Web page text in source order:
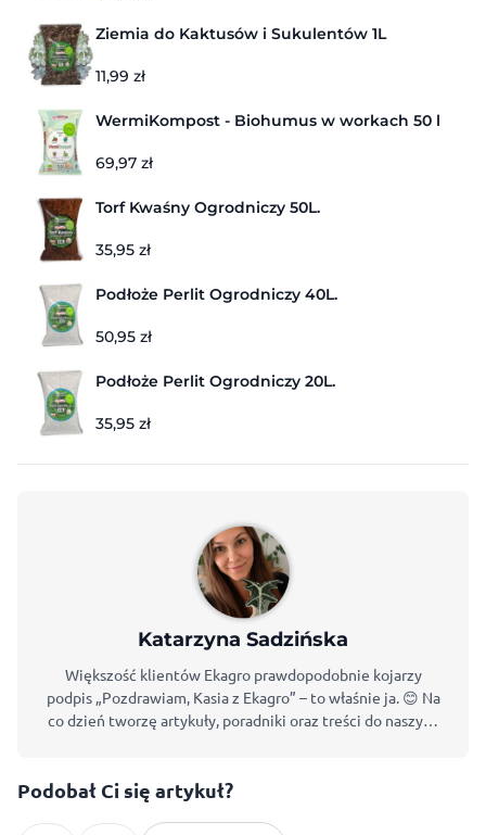
Ziemia do Kaktusów i Sukulentów 1L
11,99 zł
WermiKompost - Biohumus w workach 50 l
69,97 zł
Torf Kwaśny Ogrodniczy 50L.
35,95 zł
Podłoże Perlit Ogrodniczy 40L.
50,95 zł
Podłoże Perlit Ogrodniczy 20L.
35,95 zł
Katarzyna Sadzińska
Większość klientów Ekagro prawdopodobnie kojarzy
podpis „Pozdrawiam, Kasia z Ekagro” – to właśnie ja. 😊 Na
co dzień tworzę artykuły, poradniki oraz treści do naszych
się spotkaliśmy. Rośliny od lat są ważną częścią mojego
Podobał Ci się artykuł?